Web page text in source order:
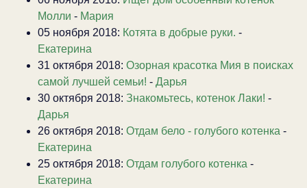
Молли - Мария
05 ноября 2018: Котята в добрые руки. -
Екатерина
31 октября 2018: Озорная красотка Мия в поисках
самой лучшей семьи! - Дарья
30 октября 2018: Знакомьтесь, котенок Лаки! -
Дарья
26 октября 2018: Отдам бело - голубого котенка -
Екатерина
25 октября 2018: Отдам голубого котенка -
Екатерина